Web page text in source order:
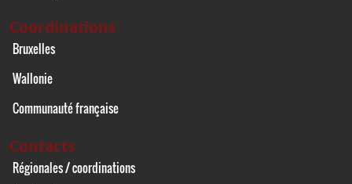
Coordinations
Bruxelles
Wallonie
Communauté française
Contacts
Régionales / coordinations